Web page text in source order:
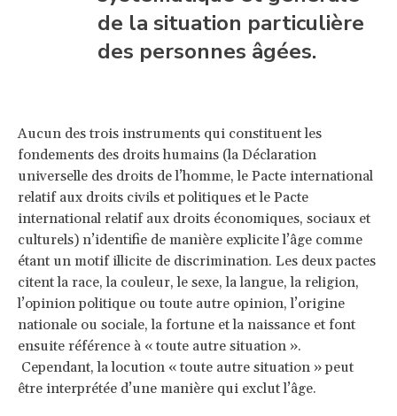
de la situation particulière
des personnes âgées.
Aucun des trois instruments qui constituent les
fondements des droits humains (la Déclaration
universelle des droits de l’homme, le Pacte international
relatif aux droits civils et politiques et le Pacte
international relatif aux droits économiques, sociaux et
culturels) n’identifie de manière explicite l’âge comme
étant un motif illicite de discrimination. Les deux pactes
citent la race, la couleur, le sexe, la langue, la religion,
l’opinion politique ou toute autre opinion, l’origine
nationale ou sociale, la fortune et la naissance et font
ensuite référence à « toute autre situation ».
Cependant, la locution « toute autre situation » peut
être interprétée d’une manière qui exclut l’âge.